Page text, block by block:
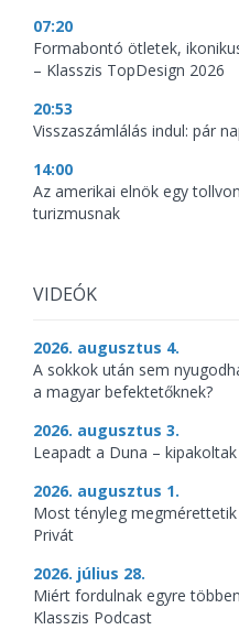
07:20
Formabontó ötletek,
– Klasszis TopDesign 2026
20:53
Visszaszámlálás indul: pár
14:00
Az amerikai elnök egy
turizmusnak
VIDEÓK
2026. augusztus 4.
A sokkok után sem
a magyar befektetőknek?
2026. augusztus 3.
Leapadt a Duna –
2026. augusztus 1.
Most tényleg
Privát
2026. július 28.
Miért fordulnak egyre
Klasszis Podcast